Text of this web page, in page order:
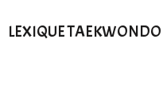
LEXIQUE TAEKWONDO